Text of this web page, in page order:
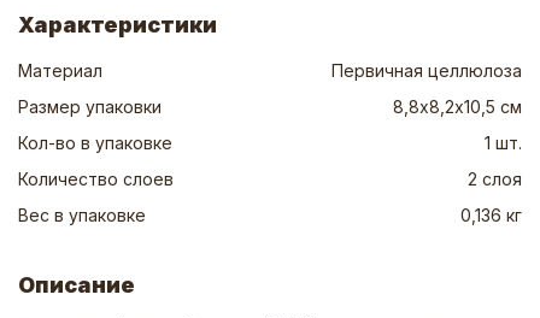
Характеристики
Материал
Первичная целлюлоза
Размер упаковки
8,8х8,2х10,5 см
Кол-во в упаковке
1 шт.
Количество слоев
2 слоя
Вес в упаковке
0,136 кг
Описание